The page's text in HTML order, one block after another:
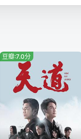
豆瓣:7.0分